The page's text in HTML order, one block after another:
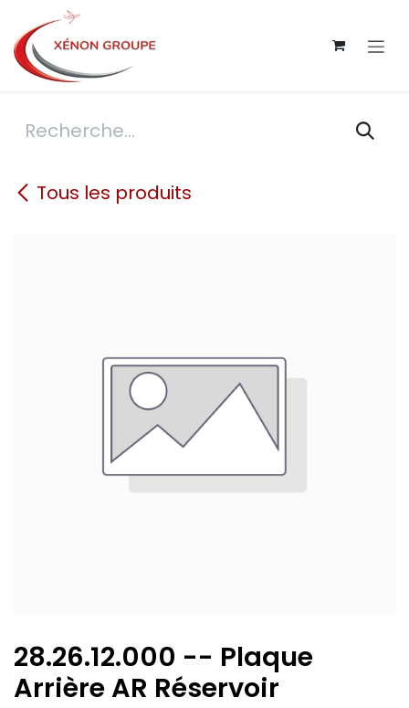
Se rendre au contenu
Tous les produits
28.26.12.000 -- Plaque
Arrière AR Réservoir